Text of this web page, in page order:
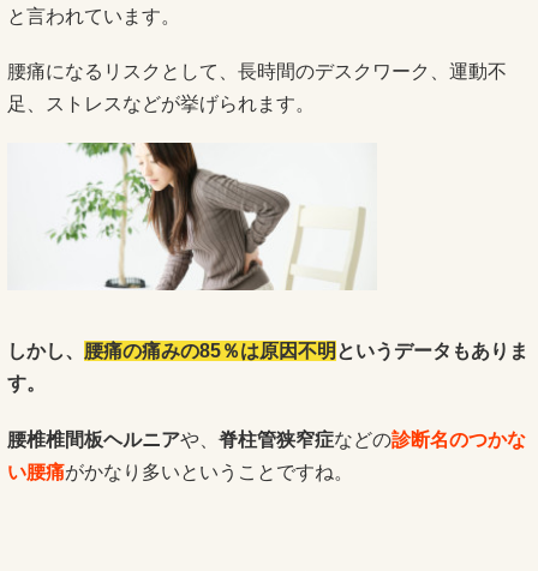
と言われています。
腰痛になるリスクとして、長時間のデスクワーク、運動不
足、ストレスなどが挙げられます。
しかし、 腰痛の痛みの85％は原因不明 というデータもありま
す。
腰椎椎間板ヘルニアや、脊柱管狭窄症などの診断名のつかな
い腰痛がかなり多いということですね。